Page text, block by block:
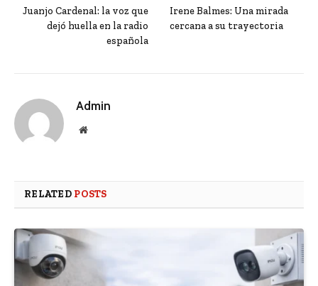
Juanjo Cardenal: la voz que
dejó huella en la radio
española
Irene Balmes: Una mirada
cercana a su trayectoria
Admin
Website
RELATED POSTS